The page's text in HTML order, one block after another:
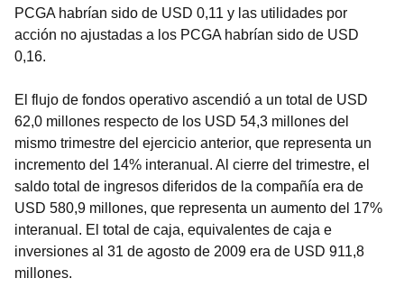
PCGA habrían sido de USD 0,11 y las utilidades por
acción no ajustadas a los PCGA habrían sido de USD
0,16.
El flujo de fondos operativo ascendió a un total de USD
62,0 millones respecto de los USD 54,3 millones del
mismo trimestre del ejercicio anterior, que representa un
incremento del 14% interanual. Al cierre del trimestre, el
saldo total de ingresos diferidos de la compañía era de
USD 580,9 millones, que representa un aumento del 17%
interanual. El total de caja, equivalentes de caja e
inversiones al 31 de agosto de 2009 era de USD 911,8
millones.